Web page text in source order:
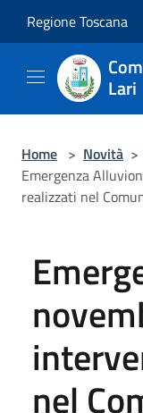
Regione Toscana
Lari
Home > Novità >
Emergenza
realizzati nel
nel